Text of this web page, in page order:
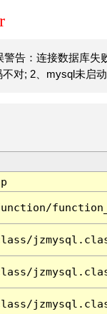
警告：连接数据库失
对; 2、mysql未启动